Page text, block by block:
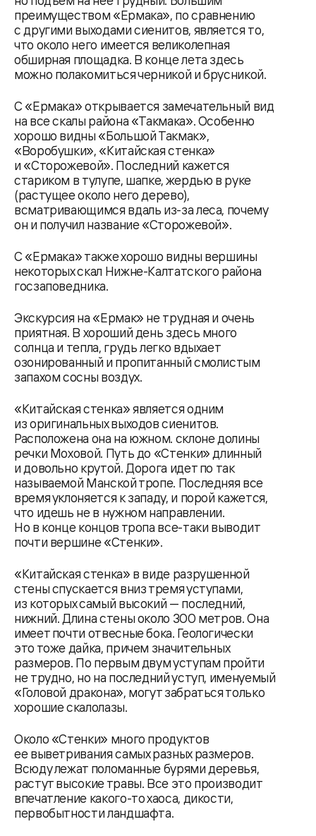
преимуществом «Ермака», по сравнению
с другими выходами сиенитов, является то,
что около него имеется великолепная
обширная площадка. В конце лета здесь
можно полакомиться черникой и брусникой.
С «Ермака» открывается замечательный вид
на все скалы района «Такмака». Особенно
хорошо видны «Большой Такмак»,
«Воробушки», «Китайская стенка»
и «Сторожевой». Последний кажется
стариком в тулупе, шапке, жердью в руке
(растущее около него дерево),
всматривающимся вдаль из-за леса, почему
он и получил название «Сторожевой».
С «Ермака» также хорошо видны вершины
некоторых скал Нижне-Калтатского района
госзаповедника.
Экскурсия на «Ермак» не трудная и очень
приятная. В хороший день здесь много
солнца и тепла, грудь легко вдыхает
озонированный и пропитанный смолистым
запахом сосны воздух.
«Китайская стенка» является одним
из оригинальных выходов сиенитов.
Расположена она на южном. склоне долины
речки Моховой. Путь до «Стенки» длинный
и довольно крутой. Дорога идет по так
называемой Манской тропе. Последняя все
время уклоняется к западу, и порой кажется,
что идешь не в нужном направлении.
Но в конце концов тропа все-таки выводит
почти вершине «Стенки».
«Китайская стенка» в виде разрушенной
стены спускается вниз тремя уступами,
из которых самый высокий — последний,
нижний. Длина стены около 300 метров. Она
имеет почти отвесные бока. Геологически
это тоже дайка, причем значительных
размеров. По пepвым двум уступам пройти
не трудно, но на последний уступ, именуемый
«Головой дракона», могут забраться только
хорошие скалолазы.
Около «Стенки» много продуктов
ее выветривания самых разных размеров.
Всюду лежат поломанные бурями деревья,
растут высокие травы. Все это производит
впечатление какого-то хаоса, дикости,
первобытности ландшафта.